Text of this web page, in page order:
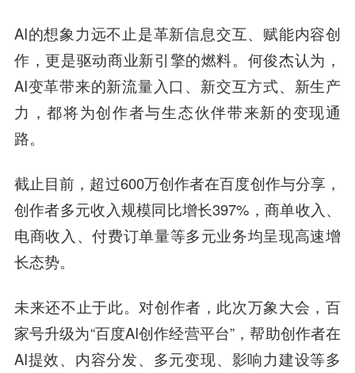
AI的想象力远不止是革新信息交互、赋能内容创
作，更是驱动商业新引擎的燃料。何俊杰认为，
AI变革带来的新流量入口、新交互方式、新生产
力，都将为创作者与生态伙伴带来新的变现通
路。
截止目前，超过600万创作者在百度创作与分享，
创作者多元收入规模同比增长397%，商单收入、
电商收入、付费订单量等多元业务均呈现高速增
长态势。
未来还不止于此。对创作者，此次万象大会，百
家号升级为“百度AI创作经营平台”，帮助创作者在
AI提效、内容分发、多元变现、影响力建设等多